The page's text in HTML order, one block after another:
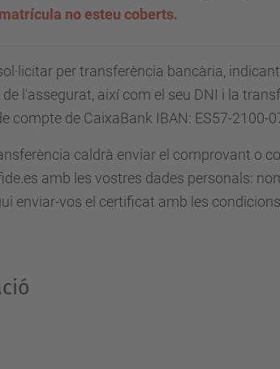
no esteu coberts.
per transferència bancària,
l'assegurat, així com el seu DNI i la
compte de CaixaBank IBAN: ES57-2100-
caldrà enviar el comprovant o
amb les vostres dades personals:
enviar-vos el certificat amb les